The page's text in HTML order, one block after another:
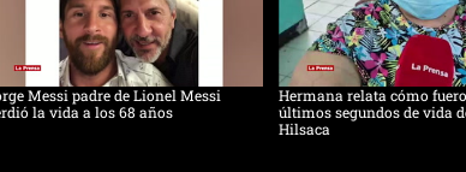
Messi padre de Lionel Messi
la vida a los 68 años
Hermana relata cómo
últimos segundos de vida
Hilsaca